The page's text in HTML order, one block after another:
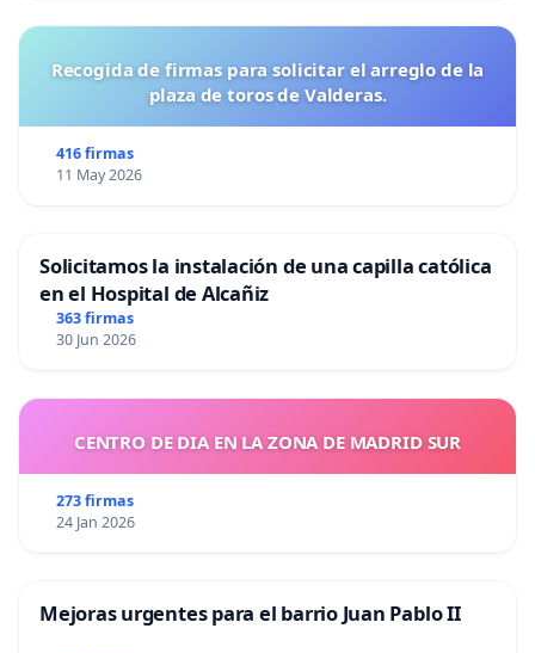
Recogida de firmas para solicitar el arreglo de la
plaza de toros de Valderas.
416 firmas
11 May 2026
Solicitamos la instalación de una capilla católica
en el Hospital de Alcañiz
363 firmas
30 Jun 2026
CENTRO DE DIA EN LA ZONA DE MADRID SUR
273 firmas
24 Jan 2026
Mejoras urgentes para el barrio Juan Pablo II